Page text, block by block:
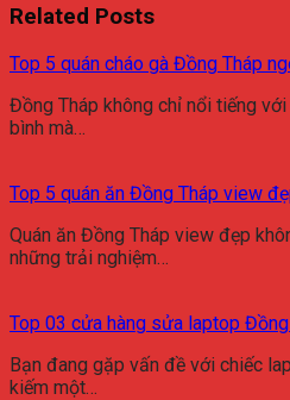
Related Posts
Top 5 quán cháo gà Đồng Tháp
Đồng Tháp không chỉ nổi tiếng
bình mà…
Top 5 quán ăn Đồng Tháp view
Quán ăn Đồng Tháp view đẹp
những trải nghiệm…
Top 03 cửa hàng sửa laptop
Bạn đang gặp vấn đề với chiếc
kiếm một…